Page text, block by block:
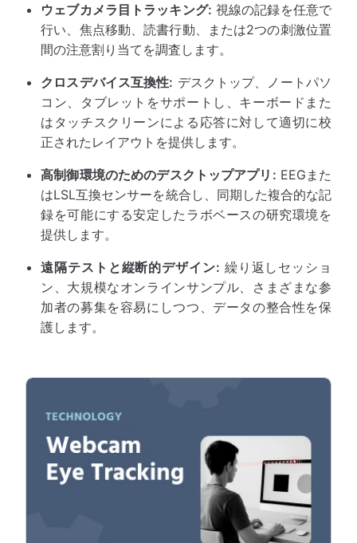
ウェブカメラ目トラッキング: 視線の記録を任意で
行い、焦点移動、読書行動、または2つの刺激位置
間の注意割り当てを調査します。
クロスデバイス互換性: デスクトップ、ノートパソ
コン、タブレットをサポートし、キーボードまた
はタッチスクリーンによる応答に対して適切に校
正されたレイアウトを提供します。
高制御環境のためのデスクトップアプリ: EEGまた
はLSL互換センサーを統合し、同期した複合的な記
録を可能にする安定したラボベースの研究環境を
提供します。
遠隔テストと縦断的デザイン: 繰り返しセッショ
ン、大規模なオンラインサンプル、さまざまな参
加者の募集を容易にしつつ、データの整合性を保
護します。